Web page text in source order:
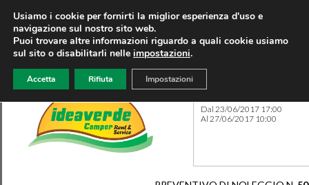
Dal 23/06/2017 17:00
Al 27/06/2017 10:00
Usiamo i cookie per fornirti la miglior esperienza d'uso e
navigazione sul nostro sito web.
Puoi trovare altre informazioni riguardo a quali cookie usiamo
sul sito o disabilitarli nelle impostazioni.
Accetta Rifiuta Impostazioni